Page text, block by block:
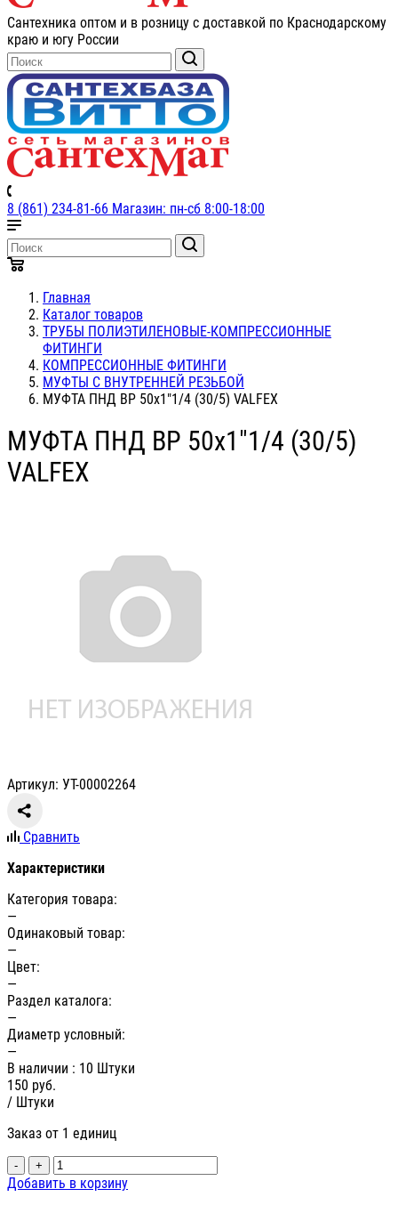
Сантехника оптом и в розницу с доставкой по Краснодарскому
краю и югу России
8 (861) 234-81-66 Магазин: пн-сб 8:00-18:00
Главная
Каталог товаров
ТРУБЫ ПОЛИЭТИЛЕНОВЫЕ-КОМПРЕССИОННЫЕ
ФИТИНГИ
КОМПРЕССИОННЫЕ ФИТИНГИ
МУФТЫ С ВНУТРЕННЕЙ РЕЗЬБОЙ
МУФТА ПНД ВР 50х1"1/4 (30/5) VALFEX
МУФТА ПНД ВР 50х1"1/4 (30/5)
VALFEX
Артикул: УТ-00002264
Сравнить
Характеристики
Категория товара:
—
Одинаковый товар:
—
Цвет:
—
Раздел каталога:
—
Диаметр условный:
—
В наличии : 10 Штуки
150 руб.
/ Штуки
Заказ от 1 единиц
- +
Добавить в корзину